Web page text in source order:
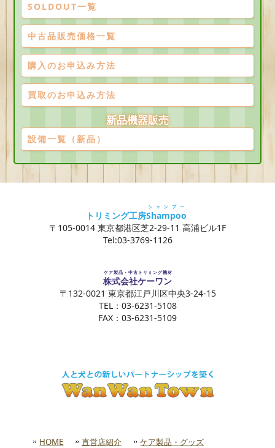
SOLDOUT一覧
中古品販売価格一覧
購入のお申込み方法
買取のお申込み方法
新品機器販売
設備一覧（新品）
トリミング工房Shampoo
シャンプー
〒105-0014 東京都港区芝2-29-11 高浦ビル1F
Tel:03-3769-1126
株式会社ケーワン
ケア製品・中古トリミング機材
〒132-0021 東京都江戸川区中央3-24-15
TEL：03-6231-5108
FAX：03-6231-5109
HOME 直営店紹介 ケア製品・グッズ